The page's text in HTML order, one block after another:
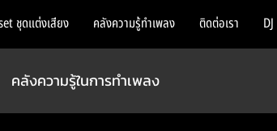
ชุดแต่งเสียง คลังความรู้ทำเพลง ติดต่อเรา
คลังความรู้ในการทำเพลง